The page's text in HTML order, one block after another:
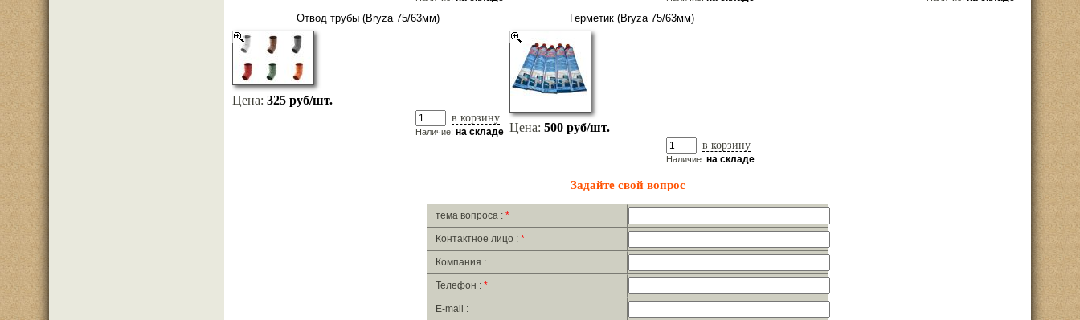
Отвод трубы (Bryza 75/63мм)
Цена: 325 руб/шт.
в корзину
Наличие: на складе
Герметик (Bryza 75/63мм)
Цена: 500 руб/шт.
в корзину
Наличие: на складе
Задайте свой вопрос
тема вопроса : *
Контактное лицо : *
Компания :
Телефон : *
E-mail :